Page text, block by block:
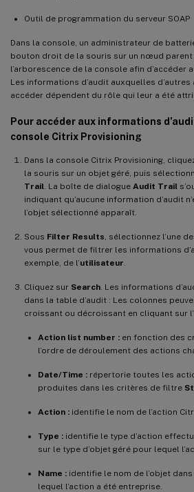
Outil de programmation du serveur SOAP
Dans la console, un administrateur de
bouton droit de la souris sur un nœud parent
l’arborescence de la console afin d’accéder
Les informations d’audit auxquelles
accéder dépendent du rôle qui leur a été
Pour accéder aux informations
console Citrix Provisioning
Dans la console Citrix Provisioning,
la souris sur un objet géré, puis
Trail . La boîte de dialogue Audit Trail
indiquant qu’aucune information d’audit
l’objet sélectionné apparaît.
Sous Filter Results , sélectionnez l’une
vous permet de filtrer les informations
exemple, de l’utilisateur
Cliquez sur Search . Les informations
dans la table d’audit : Les colonnes
croissant ou décroissant en cliquant sur
Action list number : en fonction des
l’ordre de déroulement des actions
Date/Time : répertorie toutes les
produites dans les critères de filtre
Action : identifie le nom de l’action
Type : identifie le type d’action
sur le type d’objet géré pour lequel
Name : identifie le nom de l’objet
lequel l’action a été entreprise.